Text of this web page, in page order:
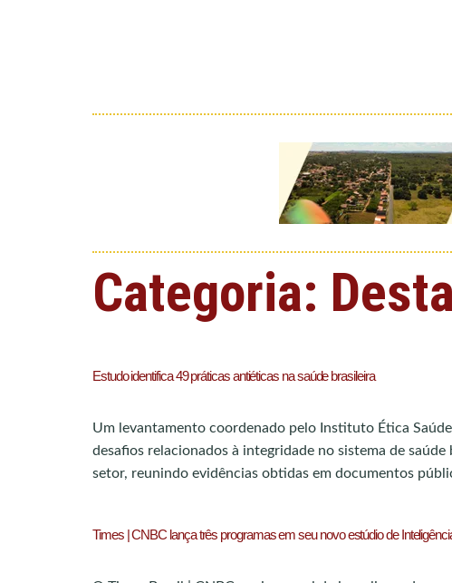
Categoria:
Estudo identifica 49 práticas antiéticas na saúde brasileira
Um levantamento coordenado pelo Instituto Ética
desafios relacionados à integridade no sistema de
setor, reunindo evidências obtidas em documentos
Times | CNBC lança três programas em seu novo estúdio de